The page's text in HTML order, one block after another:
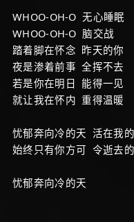
WHOO-OH-O 无心睡眠
WHOO-OH-O 脑交战
踏着脚在怀念 昨天的你
夜是渗着前事 全挥不去
若是你在明日 能得一见
就让我在怀内 重得温暖
忧郁奔向冷的天 活在我
始终只有你方可 令逝去
忧郁奔向冷的天